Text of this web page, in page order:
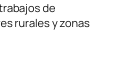
de
rurales y zonas